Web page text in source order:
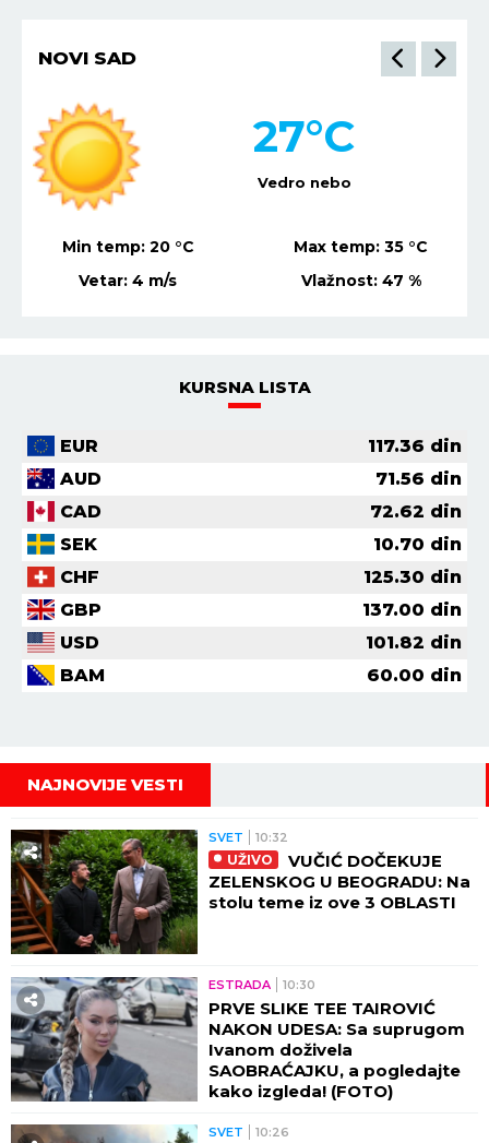
NIŠ
Vedro nebo
32°C
Min temp:22 °C Max temp: 36 °C
Vetar:7 m/s Vlažnost:39 %
KURSNA LISTA
EUR 117.36 din
AUD
71.56 din
CAD
72.62 din
SEK
10.70 din
CHF
125.30 din
GBP
137.00 din
USD
101.82 din
BAM
60.00 din
NAJNOVIJE VESTI
SVET 10:32
UŽIVO
VUČIĆ DOČEKUJE
ZELENSKOG U BEOGRADU: Na
stolu teme iz ove 3 OBLASTI
ESTRADA 10:30
PRVE SLIKE TEE TAIROVIĆ
NAKON UDESA: Sa suprugom
Ivanom doživela
SAOBRAĆAJKU, a pogledajte
kako izgleda! (FOTO)
SVET 10:26